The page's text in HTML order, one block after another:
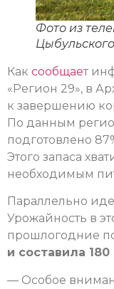
Фото из
Цыбульского
Как сообщает
«Регион 29», в
к завершению
По данным
подготовлено
Этого запаса
необходимым
Параллельно
Урожайность в
прошлогодние
и составила
— Особое